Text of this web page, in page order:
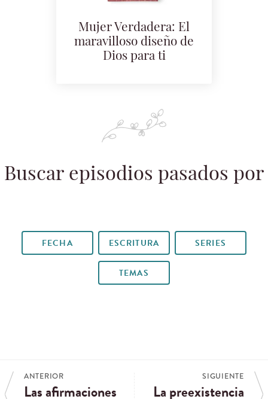
Mujer Verdadera: El
maravilloso diseño de
Dios para ti
Buscar episodios pasados por
FECHA ESCRITURA SERIES
TEMAS
ANTERIOR
Las afirmaciones
SIGUIENTE
La preexistencia